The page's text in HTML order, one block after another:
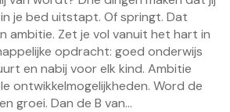
je bed uitstapt. Of springt. Dat
ambitie. Zet je vol vanuit het hart in
opdracht: goed onderwijs
en nabij voor elk kind. Ambitie
ontwikkelmogelijkheden. Word de
groei. Dan de B van...